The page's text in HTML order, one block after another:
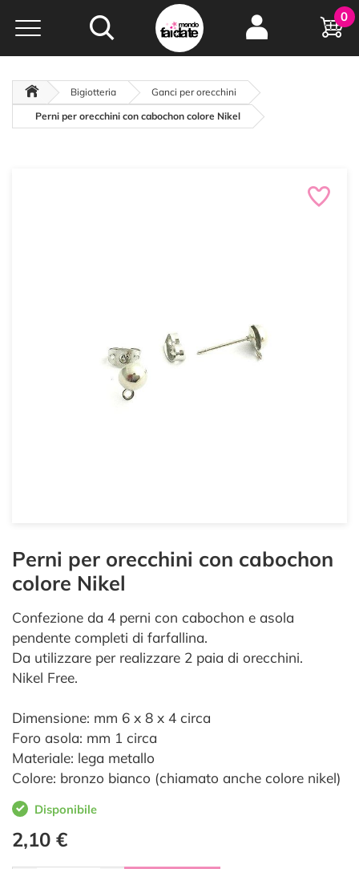
Hobby e
creatività...
oltre 15 anni online
0
Bigiotteria
Ganci per orecchini
Perni per orecchini con cabochon colore Nikel
Perni per orecchini con cabochon
colore Nikel
Confezione da 4 perni con cabochon e asola
pendente completi di farfallina.
Da utilizzare per realizzare 2 paia di orecchini.
Nikel Free.
Dimensione: mm 6 x 8 x 4 circa
Foro asola: mm 1 circa
Materiale: lega metallo
Colore: bronzo bianco (chiamato anche colore nikel)
Disponibile
2,10 €